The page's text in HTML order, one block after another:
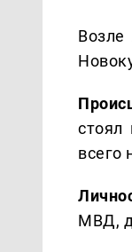
Возле
стоял
всего
МВД,